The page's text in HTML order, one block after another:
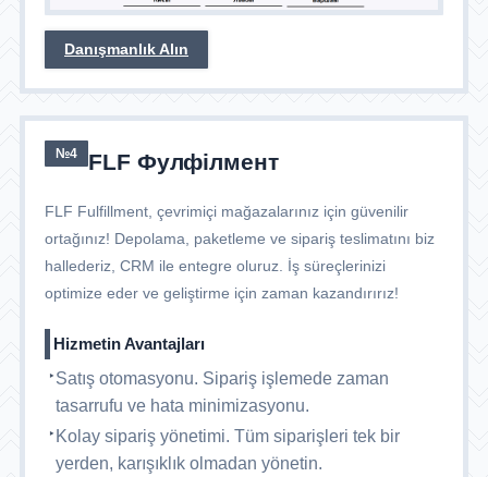
Danışmanlık Alın
№4 FLF Фулфілмент
FLF Fulfillment, çevrimiçi mağazalarınız için güvenilir
ortağınız! Depolama, paketleme ve sipariş teslimatını biz
hallederiz, CRM ile entegre oluruz. İş süreçlerinizi
optimize eder ve geliştirme için zaman kazandırırız!
Hizmetin Avantajları
Satış otomasyonu. Sipariş işlemede zaman
tasarrufu ve hata minimizasyonu.
Kolay sipariş yönetimi. Tüm siparişleri tek bir
yerden, karışıklık olmadan yönetin.